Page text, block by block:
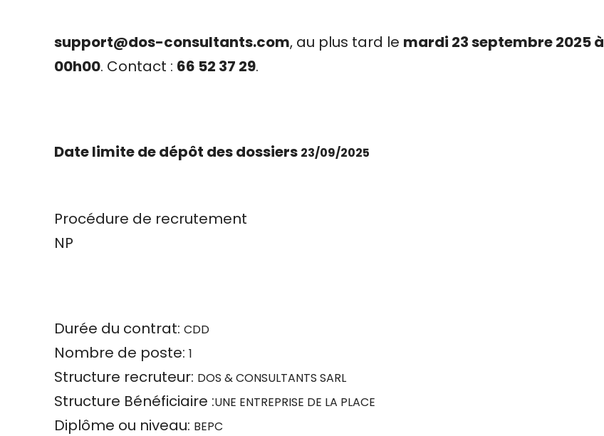
support@dos-consultants.com, au plus tard le mardi 23 septembre 2025 à
00h00. Contact : 66 52 37 29.
Date limite de dépôt des dossiers 23/09/2025
Procédure de recrutement
NP
Durée du contrat: CDD
Nombre de poste: 1
Structure recruteur: DOS & CONSULTANTS SARL
Structure Bénéficiaire :UNE ENTREPRISE DE LA PLACE
Diplôme ou niveau: BEPC